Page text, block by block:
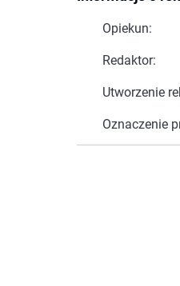
Opiekun:
Redaktor:
Utworzenie
Oznaczenie